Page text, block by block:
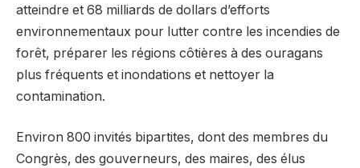
atteindre et 68 milliards de dollars d’efforts
environnementaux pour lutter contre les incendies de
forêt, préparer les régions côtières à des ouragans
plus fréquents et inondations et nettoyer la
contamination.
Environ 800 invités bipartites, dont des membres du
Congrès, des gouverneurs, des maires, des élus